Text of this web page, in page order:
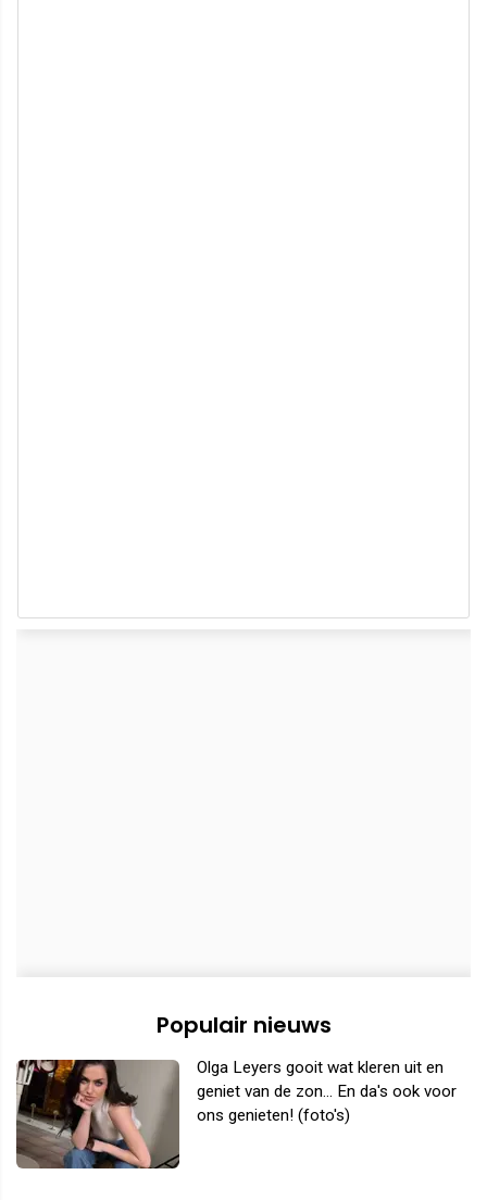
Populair nieuws
Olga Leyers gooit wat kleren uit en
geniet van de zon... En da's ook voor
ons genieten! (foto's)